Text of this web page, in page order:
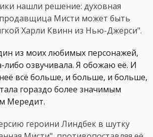
нашли решение: духовная
Мисти может быть
Харли Квинн из Нью-Джерси".
из моих любимых персонажей,
либо озвучивала. Я обожаю её. И
всё больше, и больше, и больше,
гораздо более значимым
Мередит.
героини Линдбек в шутку